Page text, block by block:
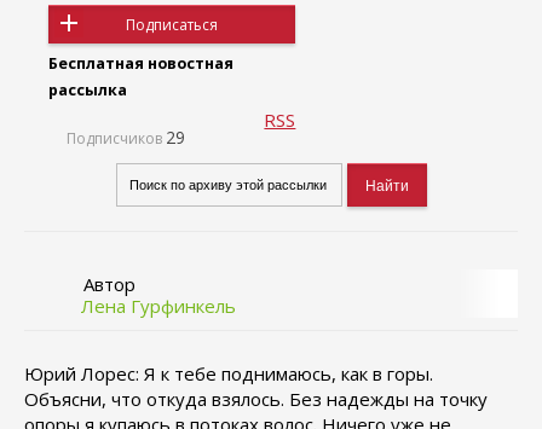
Подписаться
Бесплатная новостная
рассылка
Подписчиков 29
RSS
Автор
Лена Гурфинкель
Юрий Лорес: Я к тебе поднимаюсь, как в горы.
Объясни, что откуда взялось. Без надежды на точку
опоры я купаюсь в потоках волос. Ничего уже не